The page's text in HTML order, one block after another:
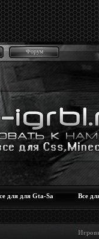
Форум
для для Gta-Sa Все
Игровые